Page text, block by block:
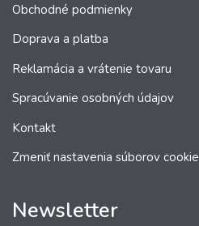
Obchodné podmienky
Doprava a platba
Reklamácia a vrátenie tovaru
Spracúvanie osobných údajov
Kontakt
Zmeniť nastavenia súborov cookie
Newsletter